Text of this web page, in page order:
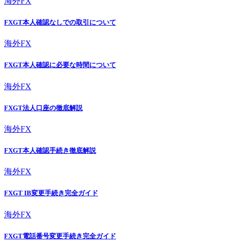
FXGT本人確認なしでの取引について
海外FX
FXGT本人確認に必要な時間について
海外FX
FXGT法人口座の徹底解説
海外FX
FXGT本人確認手続き徹底解説
海外FX
FXGT IB変更手続き完全ガイド
海外FX
FXGT電話番号変更手続き完全ガイド